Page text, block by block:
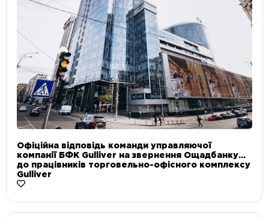
Офіційна відповідь команди управляючої
компанії БФК Gulliver на звернення Ощадбанку
до працівників торговельно-офісного комплексу
Gulliver